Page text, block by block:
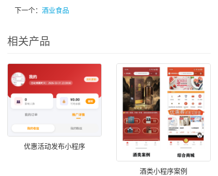
下一个： 酒业食品
相关产品
优惠活动发布小程序
酒类小程序案例